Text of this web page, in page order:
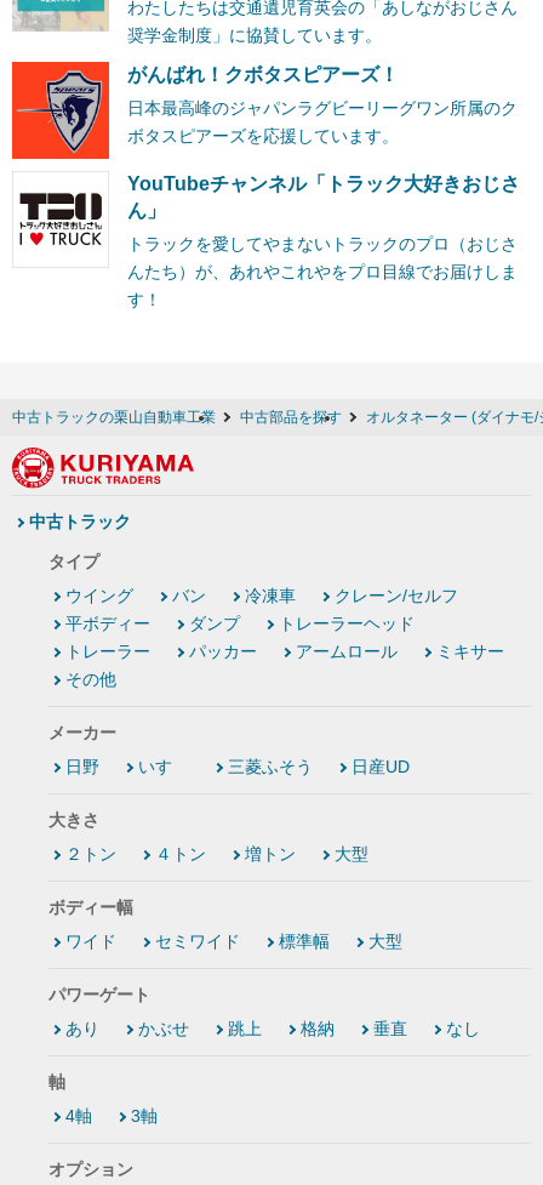
わたしたちは交通遺児育英会の「あしながおじさん
奨学金制度」に協賛しています。
がんばれ！クボタスピアーズ！
日本最高峰のジャパンラグビーリーグワン所属のク
ボタスピアーズを応援しています。
YouTubeチャンネル「トラック大好きおじさ
ん」
トラックを愛してやまないトラックのプロ（おじさ
んたち）が、あれやこれやをプロ目線でお届けしま
す！
中古トラックの栗山自動車工業 中古部品を探す オルタネーター (ダイナモ
中古トラック
タイプ
ウイング
バン 冷凍車
クレーン/セルフ
平ボディー
ダンプ
トレーラーヘッド
トレーラー
パッカー アームロール
ミキサー
その他
メーカー
日野
いすゞ 三菱ふそう 日産UD
大きさ
２トン
４トン 増トン 大型
ボディー幅
ワイド
セミワイド 標準幅 大型
パワーゲート
あり
かぶせ 跳上 格納 垂直 なし
軸
4軸
3軸
オプション